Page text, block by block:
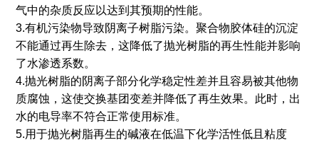
气中的杂质反应以达到其预期的性能。
3.有机污染物导致阴离子树脂污染。聚合物胶体硅的沉淀
不能通过再生除去，这降低了抛光树脂的再生性能并影响
了水渗透系数。
4.抛光树脂的阴离子部分化学稳定性差并且容易被其他物
质腐蚀，这使交换基团变差并降低了再生效果。此时，出
水的电导率不符合正常使用标准。
5.用于抛光树脂再生的碱液在低温下化学活性低且粘度